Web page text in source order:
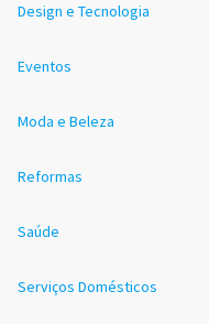
Design e Tecnologia
Eventos
Moda e Beleza
Reformas
Saúde
Serviços Domésticos